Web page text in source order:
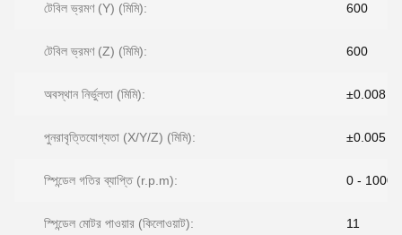
টেবিল ভ্রমণ (Y) (মিমি): 600
টেবিল ভ্রমণ (Z) (মিমি): 600
অবস্থান নির্ভুলতা (মিমি): ±0.008
পুনরাবৃত্তিযোগ্যতা (X/Y/Z) (মিমি): ±0.005
স্পিন্ডেল গতির ব্যাপ্তি (r.p.m): 0 -
স্পিন্ডেল মোটর পাওয়ার (কিলোওয়াট): 11